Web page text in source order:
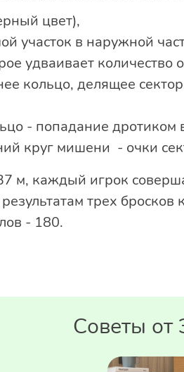
цвет),
участок в наружной
удваивает количество
кольцо, делящее
- попадание
круг мишени - очки
м, каждый игрок
трех
- 180.
Советы от